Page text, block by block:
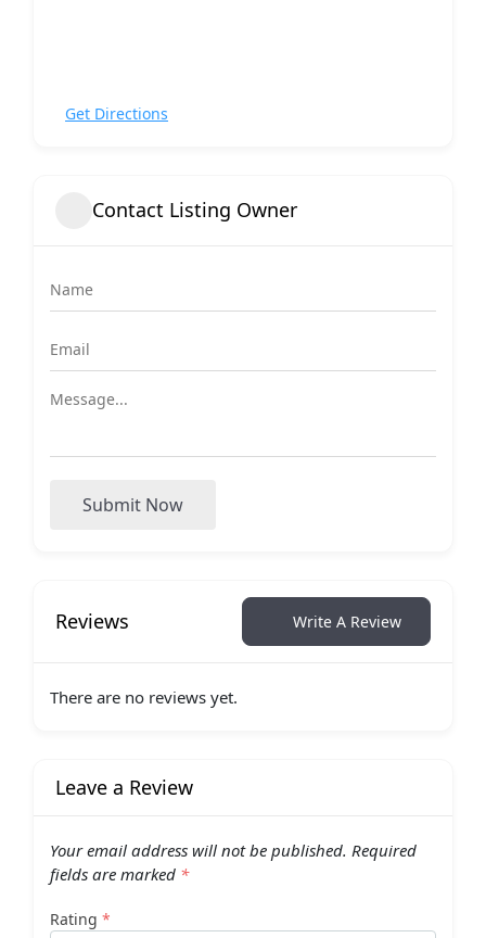
Get Directions
Contact Listing Owner
Submit Now
Reviews Write A Review
There are no reviews yet.
Leave a Review
Your email address will not be published. Required
fields are marked *
Rating *